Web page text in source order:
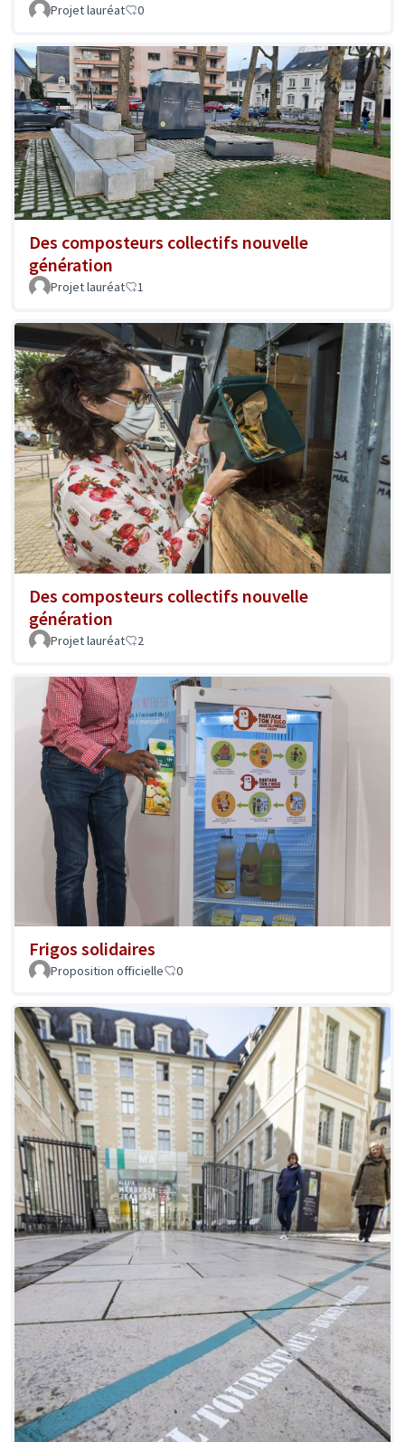
Projet lauréat 0
Des composteurs collectifs nouvelle
génération
Projet lauréat 1
Des composteurs collectifs nouvelle
génération
Projet lauréat 2
Frigos solidaires
Proposition officielle 0